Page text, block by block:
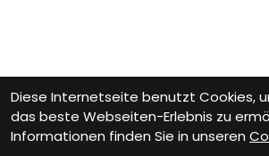
Diese Internetseite benutzt Cookies,
das beste Webseiten-Erlebnis zu
Informationen finden Sie in unseren